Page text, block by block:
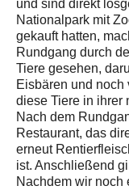
und sind direkt
Nationalpark mit
gekauft hatten,
Rundgang durch
Tiere gesehen,
Eisbären und noch
diese Tiere in ihrer
Nach dem
Restaurant, das
erneut
ist. Anschließend
Nachdem wir